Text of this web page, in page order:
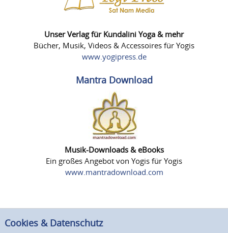
Unser Verlag für Kundalini Yoga & mehr
Bücher, Musik, Videos & Accessoires für Yogis
www.yogipress.de
Mantra Download
Musik-Downloads & eBooks
Ein großes Angebot von Yogis für Yogis
www.mantradownload.com
Cookies & Datenschutz